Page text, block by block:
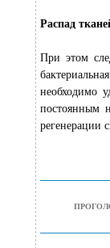
Распад
При этом
необходимо
постоянным
регенерации